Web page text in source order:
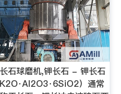
石球磨机,钾长石 - 钾长石
K2O·Al2O3·6SiO2）通常